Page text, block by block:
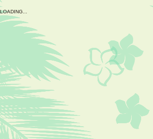
LOADING